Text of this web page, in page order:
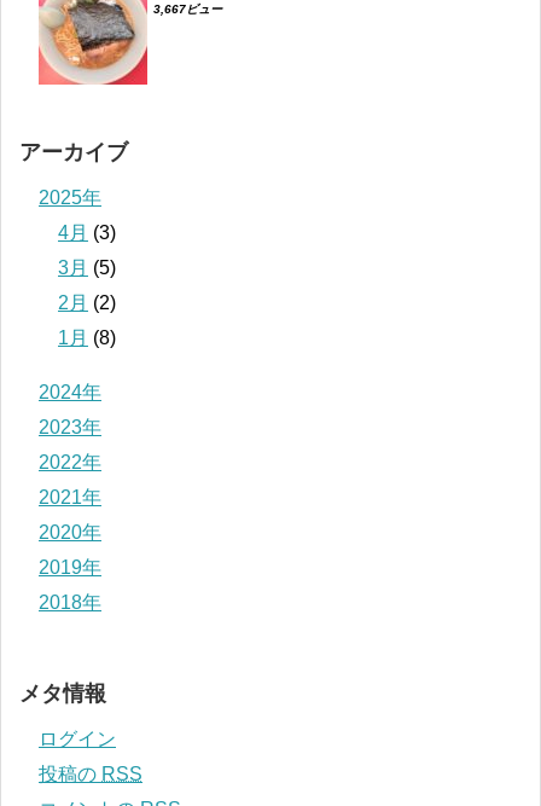
3,667ビュー
アーカイブ
2025年
4月 (3)
3月 (5)
2月 (2)
1月 (8)
2024年
2023年
2022年
2021年
2020年
2019年
2018年
メタ情報
ログイン
投稿の RSS